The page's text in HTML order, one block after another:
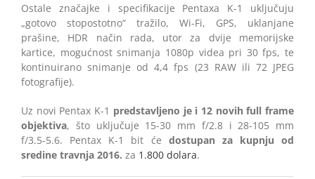
Ostale značajke i specifikacije Pentaxa K-1 uključuju
„gotovo stopostotno“ tražilo, Wi-Fi, GPS, uklanjane
prašine, HDR način rada, utor za dvije memorijske
kartice, mogućnost snimanja 1080p videa pri 30 fps, te
kontinuirano snimanje od 4,4 fps (23 RAW ili 72 JPEG
fotografije).
Uz novi Pentax K-1 predstavljeno je i 12 novih full frame
objektiva, što uključuje 15-30 mm f/2.8 i 28-105 mm
f/3.5-5.6. Pentax K-1 bit će dostupan za kupnju od
sredine travnja 2016. za 1.800 dolara.